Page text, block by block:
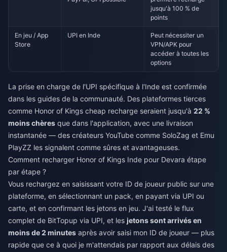
jusqu'à 100 % de
points
En jeu / App
Store
UPI en Inde
Peut nécessiter un
VPN/APK pour
accéder à toutes les
options
La prise en charge de l'UPI spécifique à l'Inde est confirmée
dans les guides de la communauté. Des plateformes tierces
comme Honor of Kings cheap recharge seraient jusqu'à 22 %
moins chères que dans l'application, avec une livraison
instantanée — des créateurs YouTube comme SoloZag et Emu
PlayZZ les signalent comme sûres et avantageuses.
Comment recharger Honor of Kings Inde pour Devara étape
par étape ?
Vous rechargez en saisissant votre ID de joueur public sur une
plateforme, en sélectionnant un pack, en payant via UPI ou
carte, et en confirmant les jetons en jeu. J'ai testé le flux
complet de BitTopup via UPI, et les jetons sont arrivés en
moins de 2 minutes après avoir saisi mon ID de joueur — plus
rapide que ce à quoi je m'attendais par rapport aux délais des